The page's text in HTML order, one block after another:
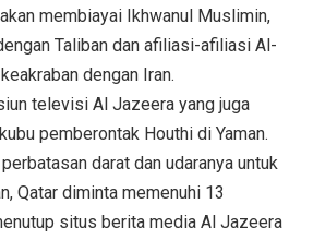
membiayai Ikhwanul Muslimin,
Taliban dan afiliasi-afiliasi Al-
dengan Iran.
televisi Al Jazeera yang juga
pemberontak Houthi di Yaman.
darat dan udaranya untuk
Qatar diminta memenuhi 13
situs berita media Al Jazeera